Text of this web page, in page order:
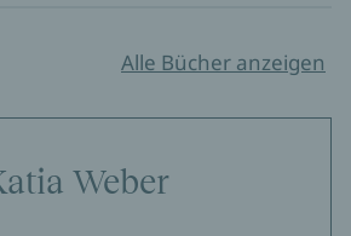
Alle Bücher anzeigen
Weber